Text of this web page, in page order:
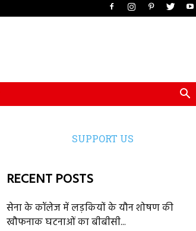
SUPPORT US
RECENT POSTS
सेना के कॉलेज में लड़कियों के यौन शोषण की
खौफनाक घटनाओं का बीबीसी...